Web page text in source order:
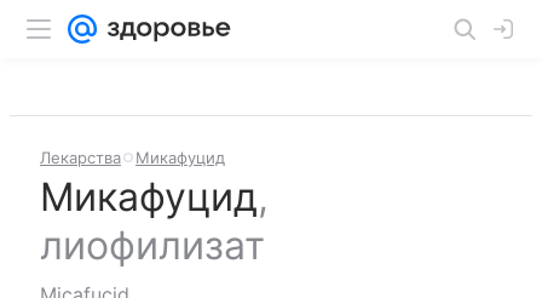
Лекарства Микафуцид
Микафуцид,
лиофилизат